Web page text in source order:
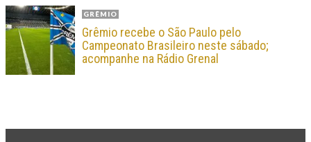
GRÊMIO
Grêmio recebe o São Paulo pelo
Campeonato Brasileiro neste sábado;
acompanhe na Rádio Grenal